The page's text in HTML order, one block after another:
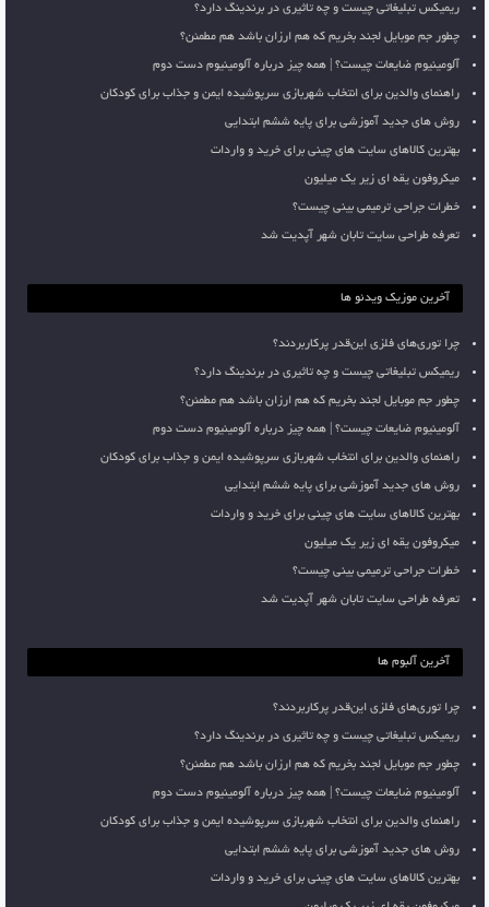
ریمیکس تبلیغاتی چیست و چه تاثیری در برندینگ دارد؟
چطور جم موبایل لجند بخریم که هم ارزان باشد هم مطمئن؟
آلومینیوم ضایعات چیست؟ | همه چیز درباره آلومینیوم دست دوم
راهنمای والدین برای انتخاب شهربازی سرپوشیده ایمن و جذاب برای کودکان
روش های جدید آموزشی برای پایه ششم ابتدایی
بهترین کالاهای سایت های چینی برای خرید و واردات
میکروفون یقه ای زیر یک میلیون
خطرات جراحی ترمیمی بینی چیست؟
تعرفه طراحی سایت تابان شهر آپدیت شد
آخرین موزیک ویدئو ها
چرا توری‌های فلزی این‌قدر پرکاربردند؟
ریمیکس تبلیغاتی چیست و چه تاثیری در برندینگ دارد؟
چطور جم موبایل لجند بخریم که هم ارزان باشد هم مطمئن؟
آلومینیوم ضایعات چیست؟ | همه چیز درباره آلومینیوم دست دوم
راهنمای والدین برای انتخاب شهربازی سرپوشیده ایمن و جذاب برای کودکان
روش های جدید آموزشی برای پایه ششم ابتدایی
بهترین کالاهای سایت های چینی برای خرید و واردات
میکروفون یقه ای زیر یک میلیون
خطرات جراحی ترمیمی بینی چیست؟
تعرفه طراحی سایت تابان شهر آپدیت شد
آخرین آلبوم ها
چرا توری‌های فلزی این‌قدر پرکاربردند؟
ریمیکس تبلیغاتی چیست و چه تاثیری در برندینگ دارد؟
چطور جم موبایل لجند بخریم که هم ارزان باشد هم مطمئن؟
آلومینیوم ضایعات چیست؟ | همه چیز درباره آلومینیوم دست دوم
راهنمای والدین برای انتخاب شهربازی سرپوشیده ایمن و جذاب برای کودکان
روش های جدید آموزشی برای پایه ششم ابتدایی
بهترین کالاهای سایت های چینی برای خرید و واردات